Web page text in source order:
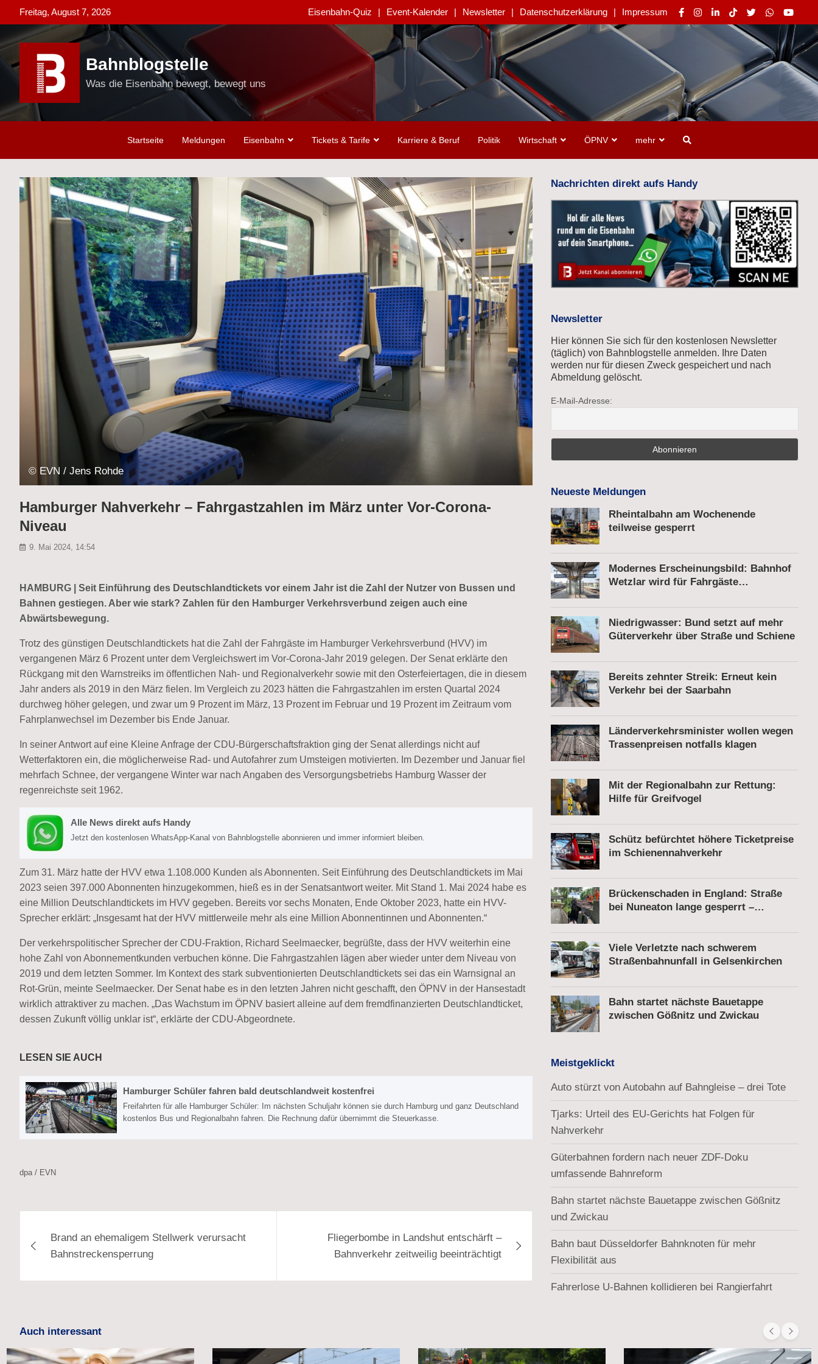
to
content
Freitag, August 7, 2026 Eisenbahn-Quiz Event-Kalender Newsletter Datenschutzerklärung Impressum
Bahnblogstelle
Was die Eisenbahn bewegt, bewegt uns
Startseite Meldungen Eisenbahn Tickets & Tarife Karriere & Beruf Politik Wirtschaft ÖPNV mehr
© EVN / Jens Rohde
Hamburger Nahverkehr – Fahrgastzahlen im März unter Vor-Corona-
Niveau
9. Mai 2024, 14:54
HAMBURG | Seit Einführung des Deutschlandtickets vor einem Jahr ist die Zahl der Nutzer von Bussen und
Bahnen gestiegen. Aber wie stark? Zahlen für den Hamburger Verkehrsverbund zeigen auch eine
Abwärtsbewegung.
Trotz des günstigen Deutschlandtickets hat die Zahl der Fahrgäste im Hamburger Verkehrsverbund (HVV) im
vergangenen März 6 Prozent unter dem Vergleichswert im Vor-Corona-Jahr 2019 gelegen. Der Senat erklärte den
Rückgang mit den Warnstreiks im öffentlichen Nah- und Regionalverkehr sowie mit den Osterfeiertagen, die in diesem
Jahr anders als 2019 in den März fielen. Im Vergleich zu 2023 hätten die Fahrgastzahlen im ersten Quartal 2024
durchweg höher gelegen, und zwar um 9 Prozent im März, 13 Prozent im Februar und 19 Prozent im Zeitraum vom
Fahrplanwechsel im Dezember bis Ende Januar.
In seiner Antwort auf eine Kleine Anfrage der CDU-Bürgerschaftsfraktion ging der Senat allerdings nicht auf
Wetterfaktoren ein, die möglicherweise Rad- und Autofahrer zum Umsteigen motivierten. Im Dezember und Januar fiel
mehrfach Schnee, der vergangene Winter war nach Angaben des Versorgungsbetriebs Hamburg Wasser der
regenreichste seit 1962.
Alle News direkt aufs Handy
Jetzt den kostenlosen WhatsApp-Kanal von Bahnblogstelle abonnieren und immer informiert bleiben.
Zum 31. März hatte der HVV etwa 1.108.000 Kunden als Abonnenten. Seit Einführung des Deutschlandtickets im Mai
2023 seien 397.000 Abonnenten hinzugekommen, hieß es in der Senatsantwort weiter. Mit Stand 1. Mai 2024 habe es
eine Million Deutschlandtickets im HVV gegeben. Bereits vor sechs Monaten, Ende Oktober 2023, hatte ein HVV-
Sprecher erklärt: „Insgesamt hat der HVV mittlerweile mehr als eine Million Abonnentinnen und Abonnenten.“
Der verkehrspolitischer Sprecher der CDU-Fraktion, Richard Seelmaecker, begrüßte, dass der HVV weiterhin eine
hohe Zahl von Abonnementkunden verbuchen könne. Die Fahrgastzahlen lägen aber wieder unter dem Niveau von
2019 und dem letzten Sommer. Im Kontext des stark subventionierten Deutschlandtickets sei das ein Warnsignal an
Rot-Grün, meinte Seelmaecker. Der Senat habe es in den letzten Jahren nicht geschafft, den ÖPNV in der Hansestadt
wirklich attraktiver zu machen. „Das Wachstum im ÖPNV basiert alleine auf dem fremdfinanzierten Deutschlandticket,
dessen Zukunft völlig unklar ist“, erklärte der CDU-Abgeordnete.
LESEN SIE AUCH
Hamburger Schüler fahren bald deutschlandweit kostenfrei
Freifahrten für alle Hamburger Schüler: Im nächsten Schuljahr können sie durch Hamburg und ganz Deutschland
kostenlos Bus und Regionalbahn fahren. Die Rechnung dafür übernimmt die Steuerkasse.
dpa / EVN
Brand an ehemaligem Stellwerk verursacht
Bahnstreckensperrung
Fliegerbombe in Landshut entschärft –
Bahnverkehr zeitweilig beeinträchtigt
Nachrichten direkt aufs Handy
Newsletter
Hier können Sie sich für den kostenlosen Newsletter
(täglich) von Bahnblogstelle anmelden. Ihre Daten
werden nur für diesen Zweck gespeichert und nach
Abmeldung gelöscht.
E-Mail-Adresse:
Neueste Meldungen
Rheintalbahn am Wochenende
teilweise gesperrt
Modernes Erscheinungsbild: Bahnhof
Wetzlar wird für Fahrgäste
Niedrigwasser: Bund setzt auf mehr
Güterverkehr über Straße und Schiene
Bereits zehnter Streik: Erneut kein
Verkehr bei der Saarbahn
Länderverkehrsminister wollen wegen
Trassenpreisen notfalls klagen
Mit der Regionalbahn zur Rettung:
Hilfe für Greifvogel
Schütz befürchtet höhere Ticketpreise
im Schienennahverkehr
Brückenschaden in England: Straße
bei Nuneaton lange gesperrt –
Viele Verletzte nach schwerem
Straßenbahnunfall in Gelsenkirchen
Bahn startet nächste Bauetappe
zwischen Gößnitz und Zwickau
Meistgeklickt
Auto stürzt von Autobahn auf Bahngleise – drei Tote
Tjarks: Urteil des EU-Gerichts hat Folgen für
Nahverkehr
Güterbahnen fordern nach neuer ZDF-Doku
umfassende Bahnreform
Bahn startet nächste Bauetappe zwischen Gößnitz
und Zwickau
Bahn baut Düsseldorfer Bahnknoten für mehr
Flexibilität aus
Fahrerlose U-Bahnen kollidieren bei Rangierfahrt
Auch interessant